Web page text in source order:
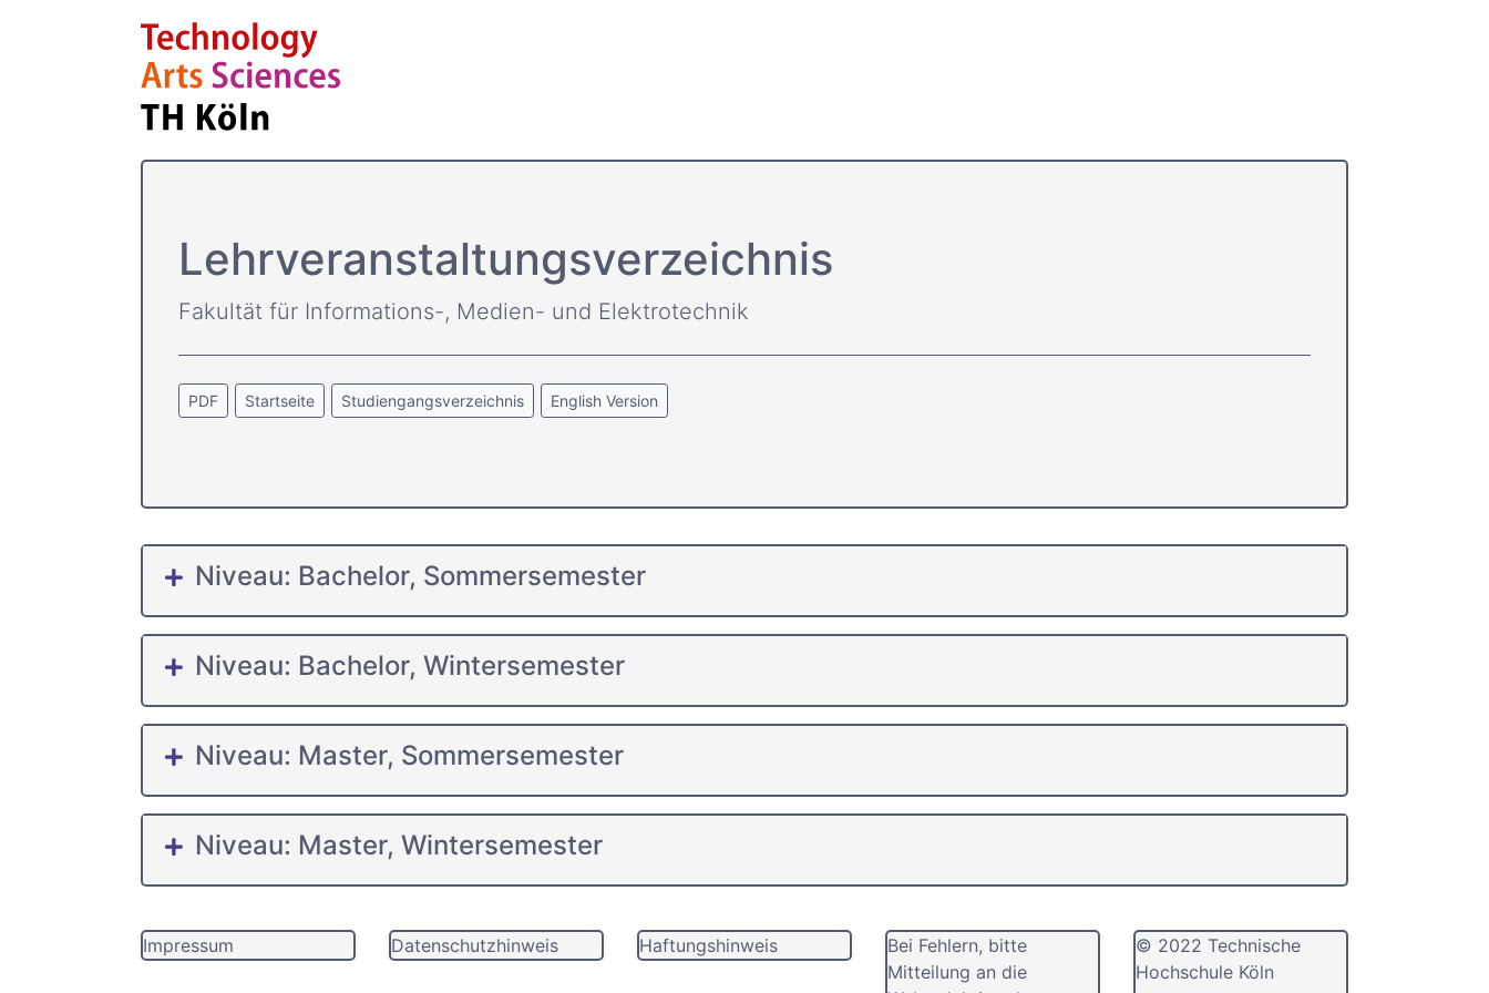
Lehrveranstaltungsverzeichnis
Fakultät für Informations-, Medien- und Elektrotechnik
PDF Startseite Studiengangsverzeichnis English Version
Niveau: Bachelor, Sommersemester
Niveau: Bachelor, Wintersemester
Niveau: Master, Sommersemester
Niveau: Master, Wintersemester
Impressum Datenschutzhinweis Haftungshinweis
Bei Fehlern, bitte
Mitteilung an die
© 2022 Technische
Hochschule Köln